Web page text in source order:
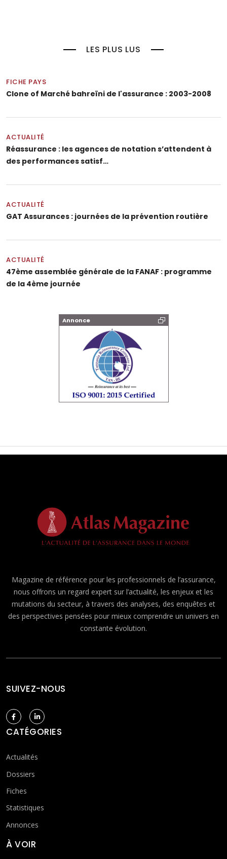
LES PLUS LUS
FICHE PAYS
Clone of Marché bahreïni de l'assurance : 2003-2008
ACTUALITÉ
Réassurance : les agences de notation s’attendent à
des performances satisf…
ACTUALITÉ
GAT Assurances : journées de la prévention routière
ACTUALITÉ
47ème assemblée générale de la FANAF : programme
de la 4ème journée
Annonce
Magazine de référence pour les professionnels de l’assurance,
nous offrons un regard expert sur l’actualité, les enjeux et les
mutations du secteur, à travers des analyses, des enquêtes et
des perspectives pensées pour mieux comprendre un univers en
constante évolution.
SUIVEZ-NOUS
CATÉGORIES
Actualités
Dossiers
Fiches
Statistiques
Annonces
À VOIR